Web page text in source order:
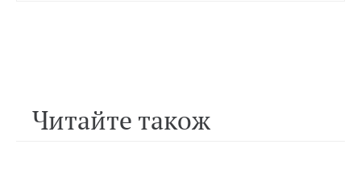
Читайте також